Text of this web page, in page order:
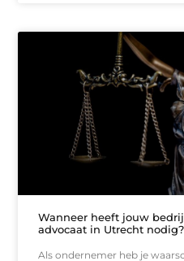
Wanneer heeft jouw
advocaat in Utrecht nodig?
Als ondernemer heb je